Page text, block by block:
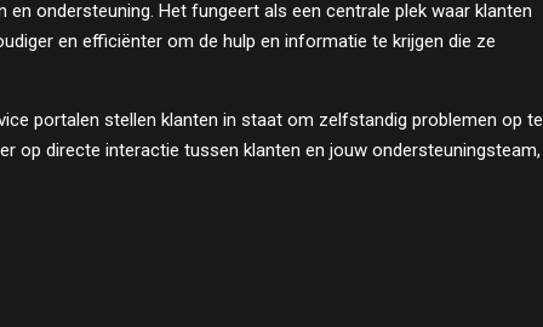
ondersteuning. Het fungeert als een centrale plek waar klanten
en efficiënter om de hulp en informatie te krijgen die ze
portalen stellen klanten in staat om zelfstandig problemen op te
op directe interactie tussen klanten en jouw ondersteuningsteam,